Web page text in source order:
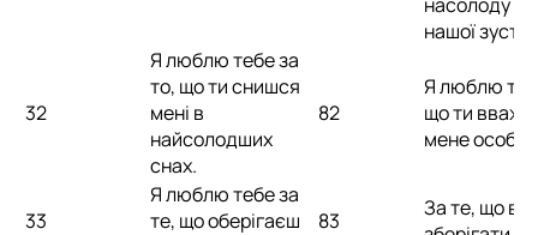
нашої
32
Я люблю тебе за
то, що ти снишся
мені в
найсолодших
снах.
82
Я люблю
що ти
мене
33
Я люблю тебе за
те, що оберігаєш
83
За те, що